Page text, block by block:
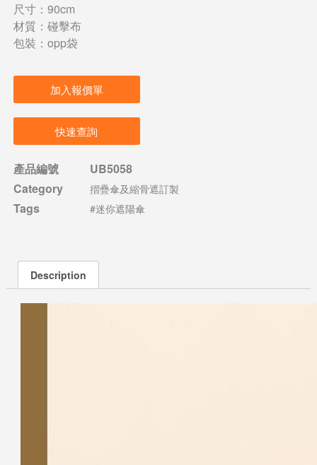
尺寸：90cm
材質：碰擊布
包裝：opp袋
加入報價單
快速查詢
產品編號
UB5058
Category
摺疊傘及縮骨遮訂製
Tags #迷你遮陽傘
Description